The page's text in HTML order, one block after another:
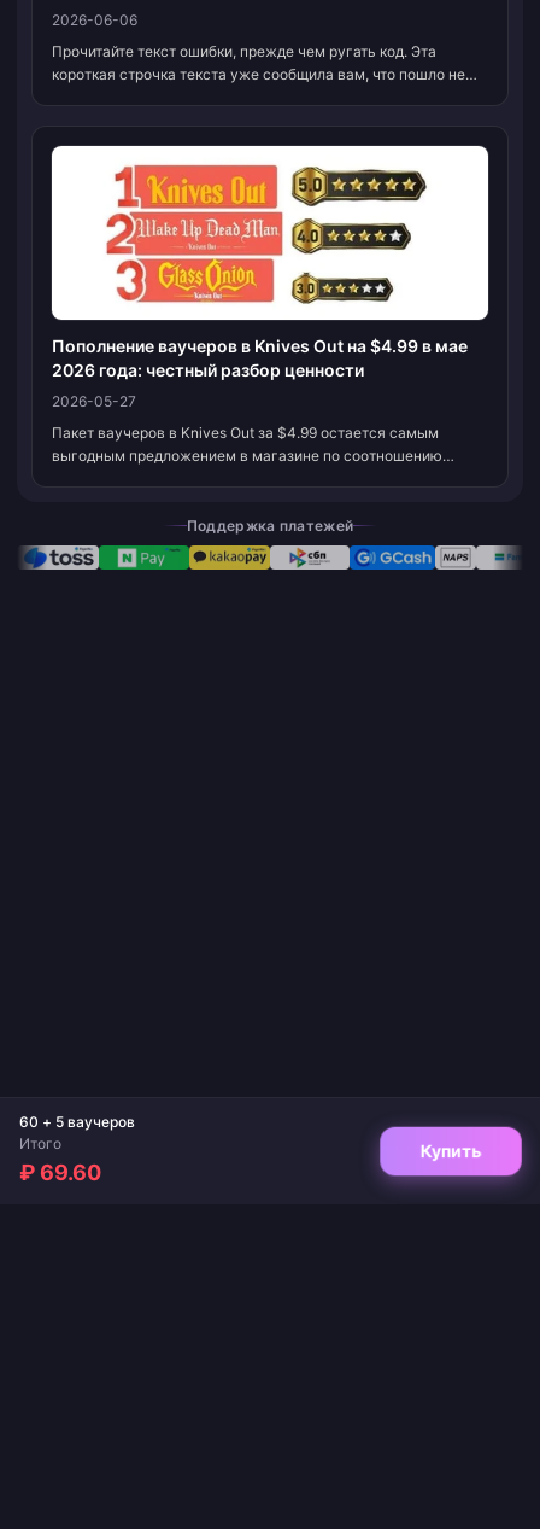
60 + 5 ваучеров
Итого
₽ 69.60
Купить
2026-06-06
Прочитайте текст ошибки, прежде чем ругать код. Эта
короткая строчка текста уже сообщила вам, что пошло не
Пополнение ваучеров в Knives Out на $4.99 в мае
2026 года: честный разбор ценности
2026-05-27
Пакет ваучеров в Knives Out за $4.99 остается самым
выгодным предложением в магазине по соотношению
Поддержка платежей